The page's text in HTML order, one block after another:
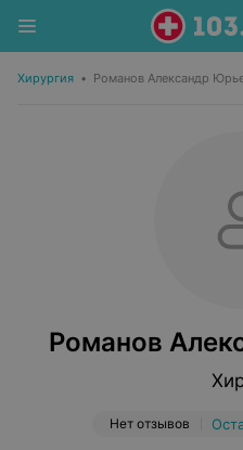
Хирургия • Романов Александр
Романов
Нет отзывов